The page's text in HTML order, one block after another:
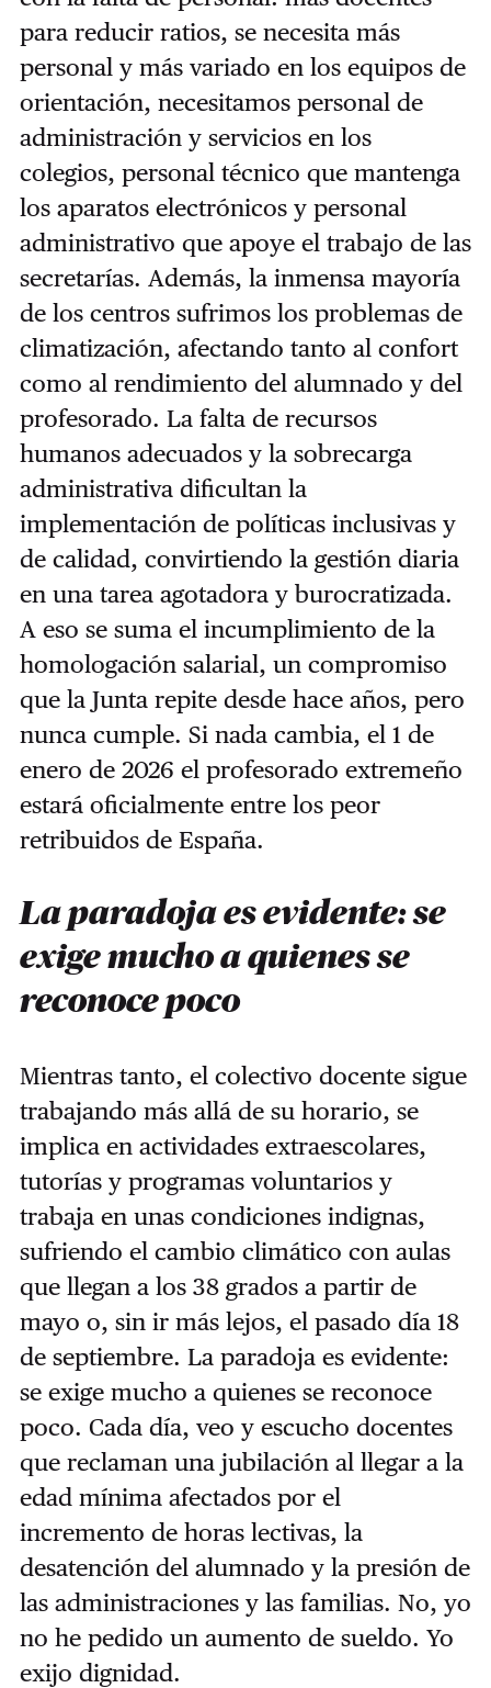
para reducir ratios, se necesita más
personal y más variado en los equipos de
orientación, necesitamos personal de
administración y servicios en los
colegios, personal técnico que mantenga
los aparatos electrónicos y personal
administrativo que apoye el trabajo de las
secretarías. Además, la inmensa mayoría
de los centros sufrimos los problemas de
climatización, afectando tanto al confort
como al rendimiento del alumnado y del
profesorado. La falta de recursos
humanos adecuados y la sobrecarga
administrativa dificultan la
implementación de políticas inclusivas y
de calidad, convirtiendo la gestión diaria
en una tarea agotadora y burocratizada.
A eso se suma el incumplimiento de la
homologación salarial, un compromiso
que la Junta repite desde hace años, pero
nunca cumple. Si nada cambia, el 1 de
enero de 2026 el profesorado extremeño
estará oficialmente entre los peor
retribuidos de España.
La paradoja es evidente: se
exige mucho a quienes se
reconoce poco
Mientras tanto, el colectivo docente sigue
trabajando más allá de su horario, se
implica en actividades extraescolares,
tutorías y programas voluntarios y
trabaja en unas condiciones indignas,
sufriendo el cambio climático con aulas
que llegan a los 38 grados a partir de
mayo o, sin ir más lejos, el pasado día 18
de septiembre. La paradoja es evidente:
se exige mucho a quienes se reconoce
poco. Cada día, veo y escucho docentes
que reclaman una jubilación al llegar a la
edad mínima afectados por el
incremento de horas lectivas, la
desatención del alumnado y la presión de
las administraciones y las familias. No, yo
no he pedido un aumento de sueldo. Yo
exijo dignidad.